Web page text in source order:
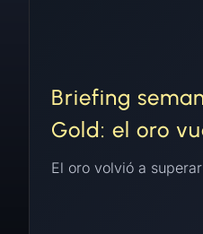
Briefing
Gold: el oro
encontrar su